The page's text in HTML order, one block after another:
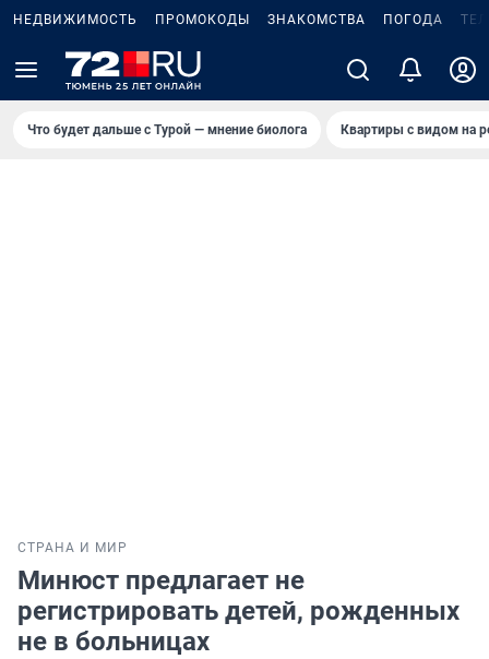
НЕДВИЖИМОСТЬ ПРОМОКОДЫ ЗНАКОМСТВА ПОГОДА
Что будет дальше с Турой — мнение биолога Квартиры с видом на
СТРАНА И МИР
Минюст предлагает не
регистрировать детей, рожденных
не в больницах